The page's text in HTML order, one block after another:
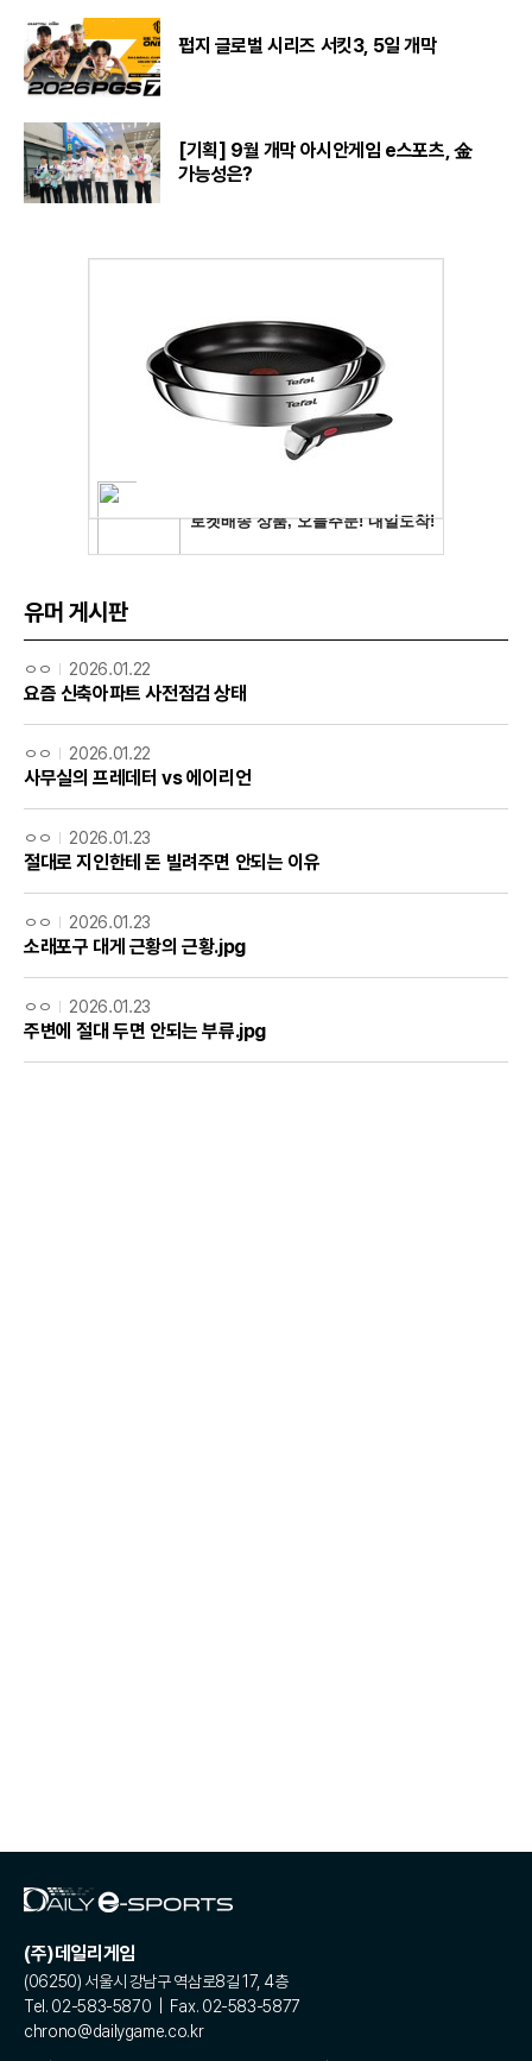
펍지 글로벌 시리즈 서킷3, 5일 개막
[기획] 9월 개막 아시안게임 e스포츠, 金
가능성은?
유머 게시판
ㅇㅇ 2026.01.22
요즘 신축아파트 사전점검 상태
ㅇㅇ 2026.01.22
사무실의 프레데터 vs 에이리언
ㅇㅇ 2026.01.23
절대로 지인한테 돈 빌려주면 안되는 이유
ㅇㅇ 2026.01.23
소래포구 대게 근황의 근황.jpg
ㅇㅇ 2026.01.23
주변에 절대 두면 안되는 부류.jpg
(주)데일리게임
(06250) 서울시 강남구 역삼로8길 17, 4층
Tel. 02-583-5870 | Fax. 02-583-5877
chrono@dailygame.co.kr